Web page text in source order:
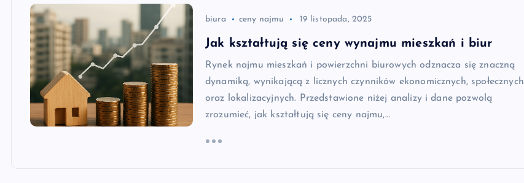
biura ceny najmu 19 listopada, 2025
Jak kształtują się ceny wynajmu mieszkań i biur
Rynek najmu mieszkań i powierzchni biurowych odznacza się znaczną
dynamiką, wynikającą z licznych czynników ekonomicznych, społecznych
oraz lokalizacyjnych. Przedstawione niżej analizy i dane pozwolą
zrozumieć, jak kształtują się ceny najmu,…